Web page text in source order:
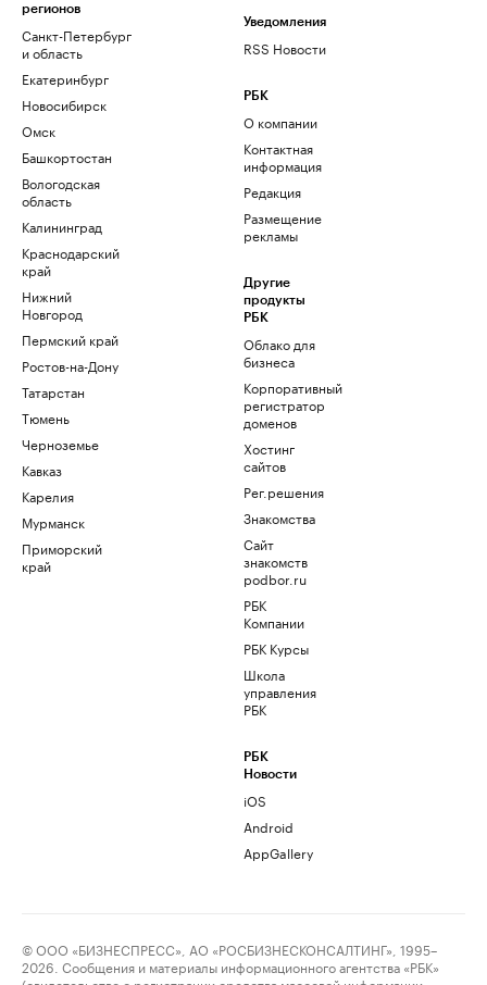
регионов
Санкт-Петербург
и область
Екатеринбург
Новосибирск
Омск
Башкортостан
Вологодская
область
Калининград
Краснодарский
край
Нижний
Новгород
Пермский край
Ростов-на-Дону
Татарстан
Тюмень
Черноземье
Кавказ
Карелия
Мурманск
Приморский
край
Уведомления
RSS Новости
РБК
О компании
Контактная
информация
Редакция
Размещение
рекламы
Другие
продукты
РБК
Облако для
бизнеса
Корпоративный
регистратор
доменов
Хостинг
сайтов
Рег.решения
Знакомства
Сайт
знакомств
podbor.ru
РБК
Компании
РБК Курсы
Школа
управления
РБК
РБК
Новости
iOS
Android
AppGallery
© ООО «БИЗНЕСПРЕСС», АО «РОСБИЗНЕСКОНСАЛТИНГ», 1995–
2026. Сообщения и материалы информационного агентства «РБК»